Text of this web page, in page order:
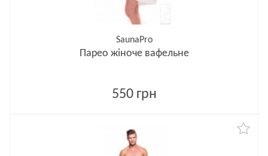
SaunaPro
Парео жіноче вафельне
550 грн